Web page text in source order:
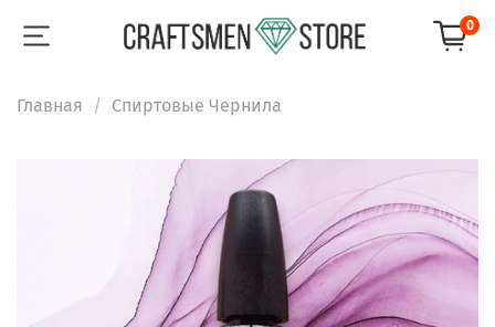
0
Главная Спиртовые Чернила